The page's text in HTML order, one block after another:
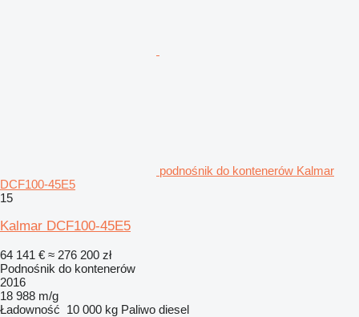
podnośnik do kontenerów Kalmar
DCF100-45E5
15
Kalmar DCF100-45E5
64 141 € ≈ 276 200 zł
Podnośnik do kontenerów
2016
18 988 m/g
Ładowność 10 000 kg Paliwo diesel